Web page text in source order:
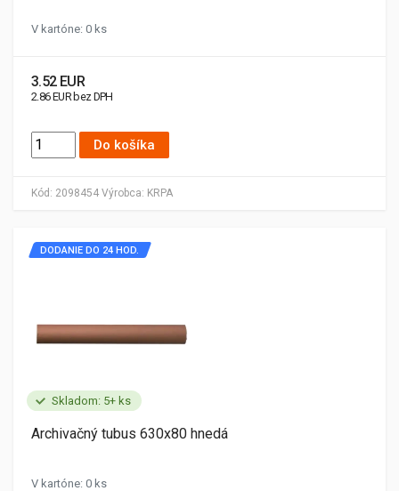
Kód: 2098454 Výrobca: KRPA
V kartóne: 0 ks
3.52 EUR
2.86 EUR bez DPH
Do košíka
Skladom: 5+ ks
DODANIE DO 24 HOD.
Archivačný tubus 630x80 hnedá
V kartóne: 0 ks